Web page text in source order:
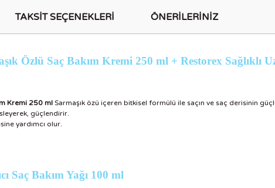
TAKSIT SEÇENEKLERI ÖNERILERINIZ
Özlü Saç Bakım Kremi 250 ml + Restorex Sağlıklı
Kremi 250 ml Sarmaşık özü içeren bitkisel formülü ile saçın ve saç derisinin
güçlendirir.
yardımcı olur.
Saç Bakım Yağı 100 ml